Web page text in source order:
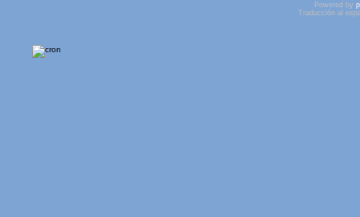
Powered by
Traducción al